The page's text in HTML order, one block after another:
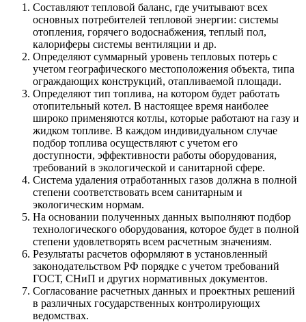
Составляют тепловой баланс, где учитывают всех
основных потребителей тепловой энергии: системы
отопления, горячего водоснабжения, теплый пол,
калориферы системы вентиляции и др.
Определяют суммарный уровень тепловых потерь с
учетом географического местоположения объекта, типа
ограждающих конструкций, отапливаемой площади.
Определяют тип топлива, на котором будет работать
отопительный котел. В настоящее время наиболее
широко применяются котлы, которые работают на газу и
жидком топливе. В каждом индивидуальном случае
подбор топлива осуществляют с учетом его
доступности, эффективности работы оборудования,
требований в экологической и санитарной сфере.
Система удаления отработанных газов должна в полной
степени соответствовать всем санитарным и
экологическим нормам.
На основании полученных данных выполняют подбор
технологического оборудования, которое будет в полной
степени удовлетворять всем расчетным значениям.
Результаты расчетов оформляют в установленный
законодательством РФ порядке с учетом требований
ГОСТ, СНиП и других нормативных документов.
Согласование расчетных данных и проектных решений
в различных государственных контролирующих
ведомствах.